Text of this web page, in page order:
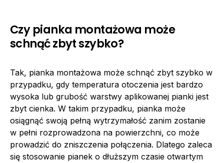
Czy pianka montażowa może
schnąć zbyt szybko?
Tak, pianka montażowa może schnąć zbyt szybko w
przypadku, gdy temperatura otoczenia jest bardzo
wysoka lub grubość warstwy aplikowanej pianki jest
zbyt cienka. W takim przypadku, pianka może
osiągnąć swoją pełną wytrzymałość zanim zostanie
w pełni rozprowadzona na powierzchni, co może
prowadzić do zniszczenia połączenia. Dlatego zaleca
się stosowanie pianek o dłuższym czasie otwartym